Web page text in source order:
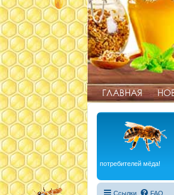
ГЛАВНАЯ
потребителей мёда!
Ссылки FAQ